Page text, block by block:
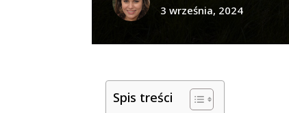
3 września, 2024
Spis treści